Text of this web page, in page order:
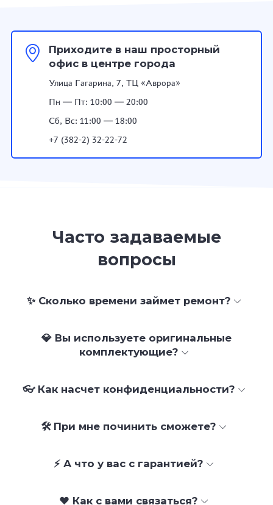
Приходите в наш просторный
офис в центре города
Улица Гагарина, 7, ТЦ «Аврора»
Пн — Пт: 10:00 — 20:00
Сб, Вс: 11:00 — 18:00
+7 (382-2) 32-22-72
Часто задаваемые
вопросы
✨ Сколько времени займет ремонт?
💎 Вы используете оригинальные
комплектующие?
👓 Как насчет конфиденциальности?
🛠 При мне починить сможете?
⚡ А что у вас с гарантией?
❤️ Как с вами связаться?